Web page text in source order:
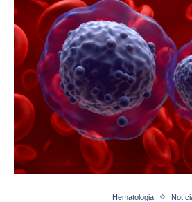
Hematologia